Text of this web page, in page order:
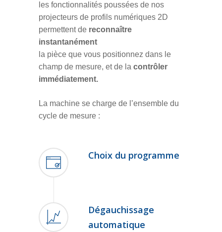
les fonctionnalités poussées de nos
projecteurs de profils numériques 2D
permettent de reconnaître
instantanément
la pièce que vous positionnez dans le
champ de mesure, et de la contrôler
immédiatement.
La machine se charge de l’ensemble du
cycle de mesure :
Choix du programme
Dégauchissage
automatique